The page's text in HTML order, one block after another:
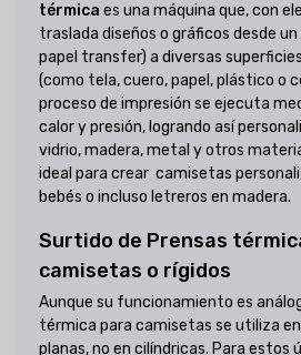
térmica es una máquina que, con
traslada diseños o gráficos desde
papel transfer) a diversas
(como tela, cuero, papel, plástico o
proceso de impresión se ejecuta
calor y presión, logrando así
vidrio, madera, metal y otros
ideal para crear camisetas
bebés o incluso letreros en madera.
Surtido de Prensas
camisetas o rígidos
Aunque su funcionamiento es
térmica para camisetas se utiliza
planas, no en cilíndricas. Para estos